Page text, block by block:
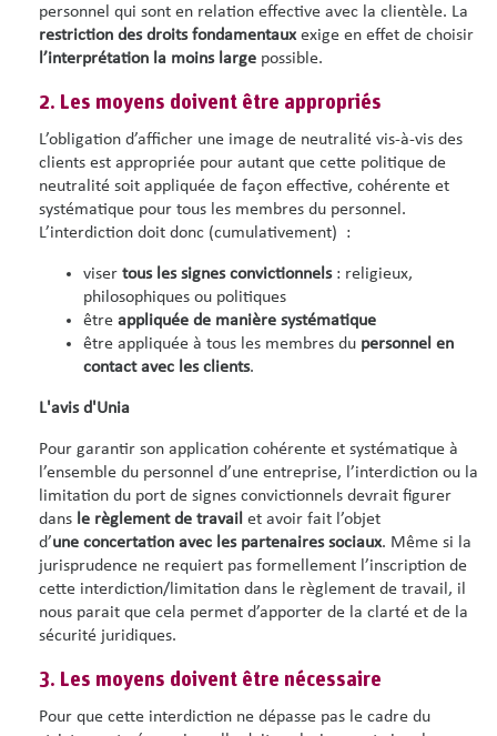
personnel qui sont en relation effective avec la clientèle. La
restriction des droits fondamentauxexige en effet de choisir
l’interprétation la moins large possible.
2. Les moyens doivent être appropriés
L’obligation d’afficher une image de neutralité vis-à-vis des
clients est appropriée pour autant que cette politique de
neutralité soit appliquée de façon effective, cohérente et
systématique pour tous les membres du personnel.
L’interdiction doit donc (cumulativement) :
viser tous les signes convictionnels: religieux,
philosophiques ou politiques
être appliquée de manière systématique
être appliquée à tous les membres du personnel en
contact avec les clients.
L'avis d'Unia
Pour garantir son application cohérente et systématique à
l’ensemble du personnel d’une entreprise, l’interdiction ou la
limitation du port de signes convictionnels devrait figurer
dans le règlement de travail et avoir fait l’objet
d’une concertation avec les partenaires sociaux. Même si la
jurisprudence ne requiert pas formellement l’inscription de
cette interdiction/limitation dans le règlement de travail, il
nous parait que cela permet d’apporter de la clarté et de la
sécurité juridiques.
3. Les moyens doivent être nécessaire
Pour que cette interdiction ne dépasse pas le cadre du